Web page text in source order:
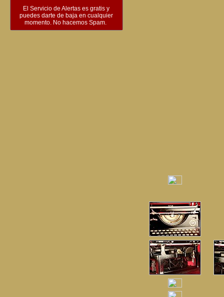
El Servicio de Alertas es gratis y
puedes darte de baja en cualquier
momento. No hacemos Spam.